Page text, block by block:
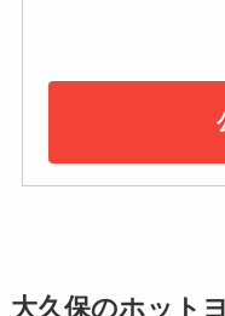
大久保のホット